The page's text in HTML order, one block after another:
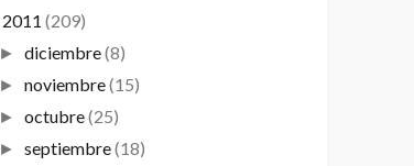
2011 (209)
► diciembre(8)
► noviembre(15)
► octubre(25)
► septiembre(18)